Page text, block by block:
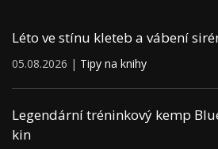
Léto ve stínu kleteb a vábení
05.08.2026 | Tipy na knihy
Legendární tréninkový kemp
kin